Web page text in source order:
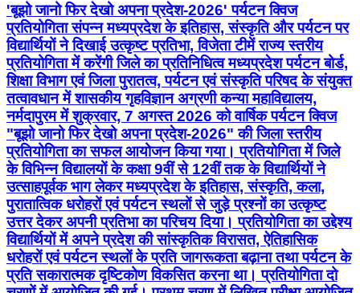
'बूझो जानो फिर देखो अपना प्रदेश-2026' पर्यटन क्विज
प्रतियोगिता संपन्न मध्यप्रदेश के इतिहास, संस्कृति और पर्यटन पर
विद्यार्थियों ने दिखाई उत्कृष्ट प्रतिभा, विजेता टीमें राज्य स्तरीय
प्रतियोगिता में करेंगी जिले का प्रतिनिधित्व मध्यप्रदेश पर्यटन बोर्ड,
शिक्षा विभाग एवं जिला पुरातत्व, पर्यटन एवं संस्कृति परिषद के संयुक्त
तत्वावधान में शासकीय गृहविज्ञान अग्रणी कन्या महाविद्यालय,
नर्मदापुरम में शुक्रवार, 7 अगस्त 2026 को वार्षिक पर्यटन क्विज
"बूझो जानो फिर देखो अपना प्रदेश-2026" की जिला स्तरीय
प्रतियोगिता का सफल आयोजन किया गया। प्रतियोगिता में जिले
के विभिन्न विद्यालयों के कक्षा 9वीं से 12वीं तक के विद्यार्थियों ने
उत्साहपूर्वक भाग लेकर मध्यप्रदेश के इतिहास, संस्कृति, कला,
पुरातात्विक धरोहरों एवं पर्यटन स्थलों से जुड़े प्रश्नों का उत्कृष्ट
उत्तर देकर अपनी प्रतिभा का परिचय दिया। प्रतियोगिता का उद्देश्य
विद्यार्थियों में अपने प्रदेश की सांस्कृतिक विरासत, ऐतिहासिक
धरोहरों एवं पर्यटन स्थलों के प्रति जागरूकता बढ़ाना तथा पर्यटन के
प्रति सकारात्मक दृष्टिकोण विकसित करना था। प्रतियोगिता दो